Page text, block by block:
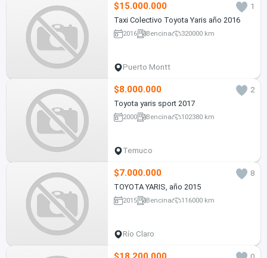
$15.000.000
1
Taxi Colectivo Toyota Yaris año 2016
2016 Bencina 320000 km
Puerto Montt
$8.000.000
2
Toyota yaris sport 2017
2000 Bencina 102380 km
Temuco
$7.000.000
8
TOYOTA YARIS, año 2015
2015 Bencina 116000 km
Río Claro